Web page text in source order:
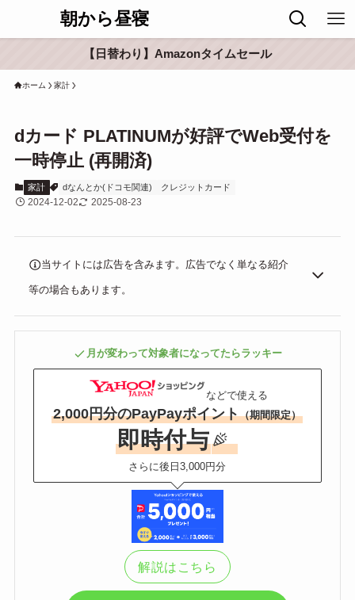
朝から昼寝
【日替わり】Amazonタイムセール
ホーム 家計
dカード PLATINUMが好評でWeb受付を
一時停止 (再開済)
家計 dなんとか(ドコモ関連) クレジットカード
2024-12-02 2025-08-23
当サイトには広告を含みます。広告でなく単なる紹介
等の場合もあります。
月が変わって対象者になってたらラッキー
などで使える
2,000円分のPayPayポイント（期間限定）
即時付与
さらに後日3,000円分
解説はこちら